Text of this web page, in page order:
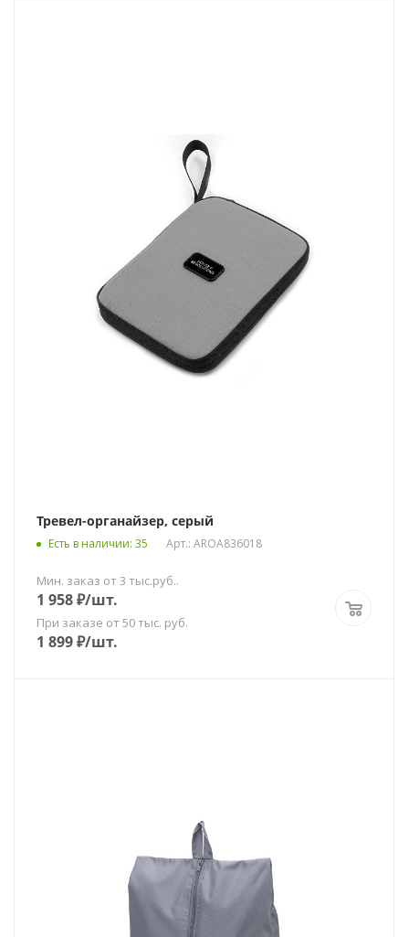
Тревел-органайзер, серый
Есть в наличии: 35 Арт.: AROA836018
Мин. заказ от 3 тыс.руб..
1 958₽/шт.
При заказе от 50 тыс. руб.
1 899₽/шт.